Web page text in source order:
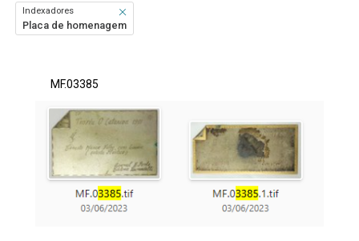
Indexadores
Placa de homenagem
Resultados da lista de itens
MF.03385